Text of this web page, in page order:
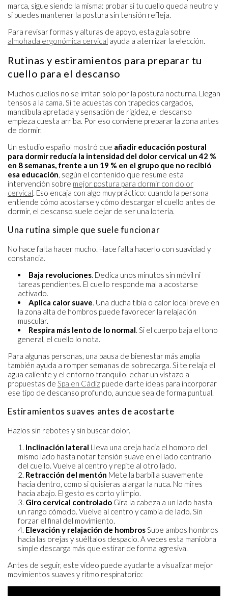
marca, sigue siendo la misma: probar si tu cuello queda neutro y
si puedes mantener la postura sin tensión refleja.
Para revisar formas y alturas de apoyo, esta guía sobre
almohada ergonómica cervical ayuda a aterrizar la elección.
Rutinas y estiramientos para preparar tu
cuello para el descanso
Muchos cuellos no se irritan solo por la postura nocturna. Llegan
tensos a la cama. Si te acuestas con trapecios cargados,
mandíbula apretada y sensación de rigidez, el descanso
empieza cuesta arriba. Por eso conviene preparar la zona antes
de dormir.
Un estudio español mostró que añadir educación postural
para dormir reducía la intensidad del dolor cervical un 42 %
en 8 semanas, frente a un 19 % en el grupo que no recibió
esa educación, según el contenido que resume esta
intervención sobre mejor postura para dormir con dolor
cervical. Eso encaja con algo muy práctico: cuando la persona
entiende cómo acostarse y cómo descargar el cuello antes de
dormir, el descanso suele dejar de ser una lotería.
Una rutina simple que suele funcionar
No hace falta hacer mucho. Hace falta hacerlo con suavidad y
constancia.
Baja revoluciones. Dedica unos minutos sin móvil ni
tareas pendientes. El cuello responde mal a acostarse
activado.
Aplica calor suave. Una ducha tibia o calor local breve en
la zona alta de hombros puede favorecer la relajación
muscular.
Respira más lento de lo normal. Si el cuerpo baja el tono
general, el cuello lo nota.
Para algunas personas, una pausa de bienestar más amplia
también ayuda a romper semanas de sobrecarga. Si te relaja el
agua caliente y el entorno tranquilo, echar un vistazo a
propuestas de Spa en Cádiz puede darte ideas para incorporar
ese tipo de descanso profundo, aunque sea de forma puntual.
Estiramientos suaves antes de acostarte
Hazlos sin rebotes y sin buscar dolor.
Inclinación lateral Lleva una oreja hacia el hombro del
mismo lado hasta notar tensión suave en el lado contrario
del cuello. Vuelve al centro y repite al otro lado.
Retracción del mentón Mete la barbilla suavemente
hacia dentro, como si quisieras alargar la nuca. No mires
hacia abajo. El gesto es corto y limpio.
Giro cervical controlado Gira la cabeza a un lado hasta
un rango cómodo. Vuelve al centro y cambia de lado. Sin
forzar el final del movimiento.
Elevación y relajación de hombrosSube ambos hombros
hacia las orejas y suéltalos despacio. A veces esta maniobra
simple descarga más que estirar de forma agresiva.
Antes de seguir, este vídeo puede ayudarte a visualizar mejor
movimientos suaves y ritmo respiratorio: